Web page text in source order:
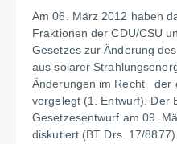
Am 06. März 2012 haben
Fraktionen der CDU/CSU
Gesetzes zur Änderung
aus solarer
Änderungen im Recht der
vorgelegt (1. Entwurf). Der
Gesetzesentwurf am 09.
diskutiert (BT Drs. 17/